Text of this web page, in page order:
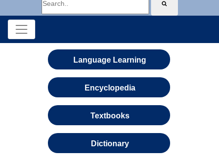
Language Learning
Encyclopedia
Textbooks
Dictionary